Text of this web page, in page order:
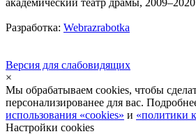
Разработка: Webrazrabotka
Версия для слабовидящих
×
Мы обрабатываем cookies, чтобы
персонализированее для вас.
использования «cookies» и «политики
Настройки cookies